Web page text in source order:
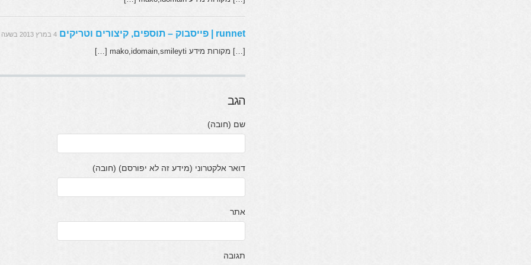
runnet | פייסבוק – תוספים, קיצורים וטריקים 4 במרץ 2013 בשעה 22:22
[…] מקורות מידע mako,idomain,smileyti […]
הגב
שם (חובה)
דואר אלקטרוני (מידע זה לא יפורסם) (חובה)
אתר
תגובה